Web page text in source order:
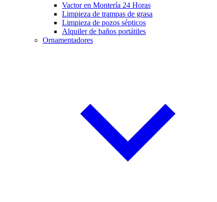
Vactor en Montería 24 Horas
Limpieza de trampas de grasa
Limpieza de pozos sépticos
Alquiler de baños portátiles
Ornamentadores